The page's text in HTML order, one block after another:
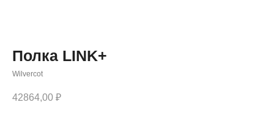
Полка LINK+
Wilvercot
42864,00 ₽